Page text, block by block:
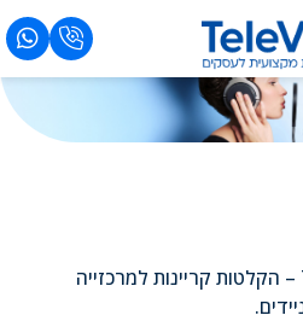
ברוכים הבאים ל TeleVoice – הקלטות קריינות למרכזייה